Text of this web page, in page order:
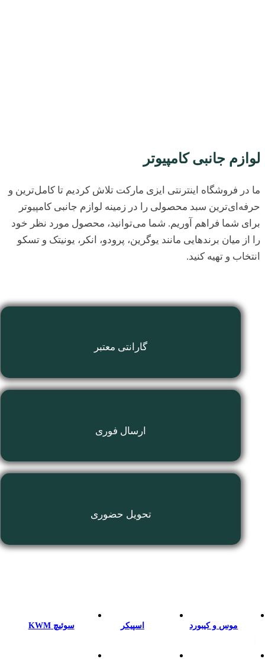
لوازم جانبی کامپیوتر
ما در فروشگاه اینترنتی ایزی مارکت تلاش کردیم تا کامل‌ترین و
حرفه‌ای‌ترین سبد محصولی را در زمینه لوازم جانبی کامپیوتر
برای شما فراهم آوریم. شما می‌توانید، محصول مورد نظر خود
را از میان برندهایی مانند یوگرین، پرودو، انکر، یونیتک و تسکو
انتخاب و تهیه کنید.
گارانتی معتبر
ارسال فوری
تحویل حضوری
موس و كيبورد اسپيكر سوئیچ KWM